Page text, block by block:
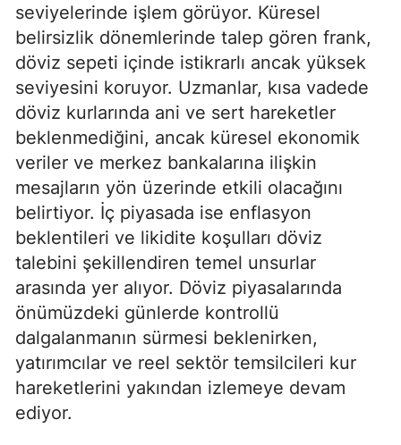
seviyelerinde işlem görüyor. Küresel
belirsizlik dönemlerinde talep gören frank,
döviz sepeti içinde istikrarlı ancak yüksek
seviyesini koruyor. Uzmanlar, kısa vadede
döviz kurlarında ani ve sert hareketler
beklenmediğini, ancak küresel ekonomik
veriler ve merkez bankalarına ilişkin
mesajların yön üzerinde etkili olacağını
belirtiyor. İç piyasada ise enflasyon
beklentileri ve likidite koşulları döviz
talebini şekillendiren temel unsurlar
arasında yer alıyor. Döviz piyasalarında
önümüzdeki günlerde kontrollü
dalgalanmanın sürmesi beklenirken,
yatırımcılar ve reel sektör temsilcileri kur
hareketlerini yakından izlemeye devam
ediyor.